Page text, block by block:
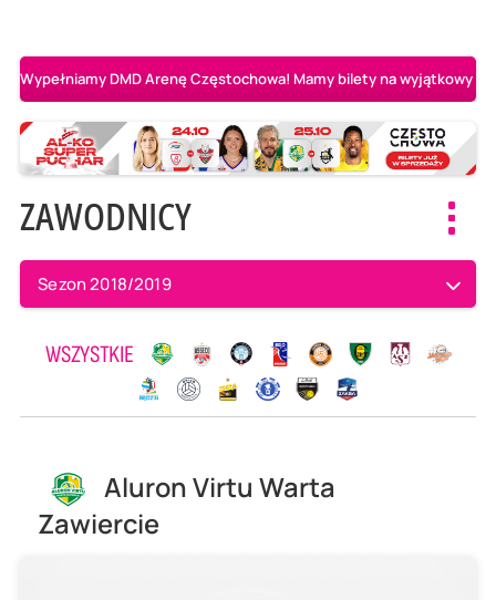
Wypełniamy DMD Arenę Częstochowa! Mamy bilety na wyjątkowy
ZAWODNICY
Sezon 2018/2019
WSZYSTKIE
Aluron Virtu Warta
Zawiercie